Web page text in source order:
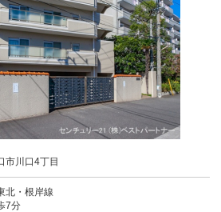
市川口4丁目
北・根岸線
7分